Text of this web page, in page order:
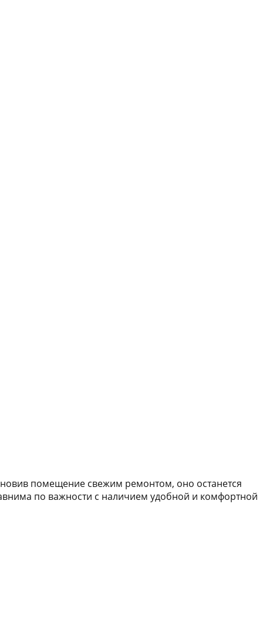
помещение свежим ремонтом, оно останется
по важности с наличием удобной и комфортной